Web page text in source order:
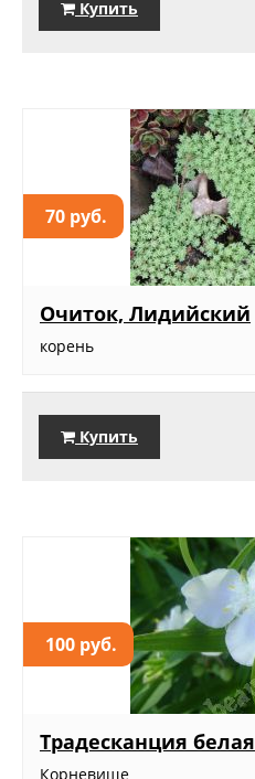
Купить
70 руб.
Очиток, Лидийский
корень
Купить
100 руб.
Традесканция белая
Корневище